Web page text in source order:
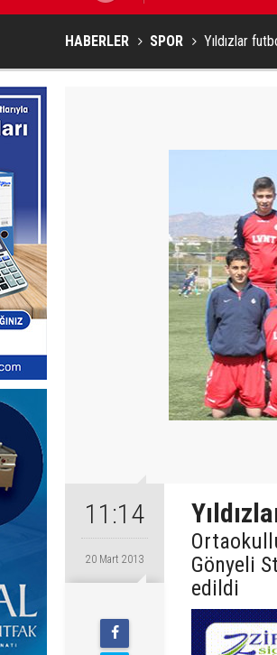
HABERLER SPOR Yıldızlar
11:14
20 Mart 2013
Gönyeli
edildi